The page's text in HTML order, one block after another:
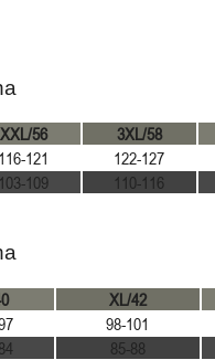
XXL/56 3XL/58
116-121 122-127
103-109 110-116
XL/42
98-101
85-88